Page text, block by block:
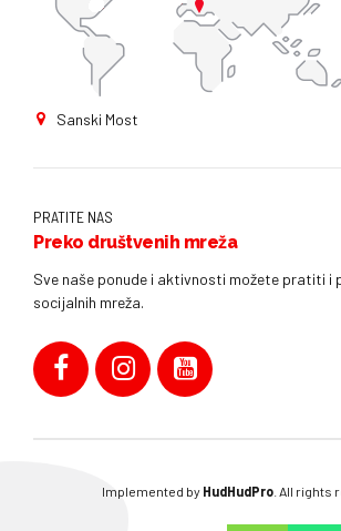
Sanski Most
PRATITE NAS
Preko društvenih mreža
Sve naše ponude i aktivnosti možete pratiti i
socijalnih mreža.
Implemented by HudHudPro . All rights